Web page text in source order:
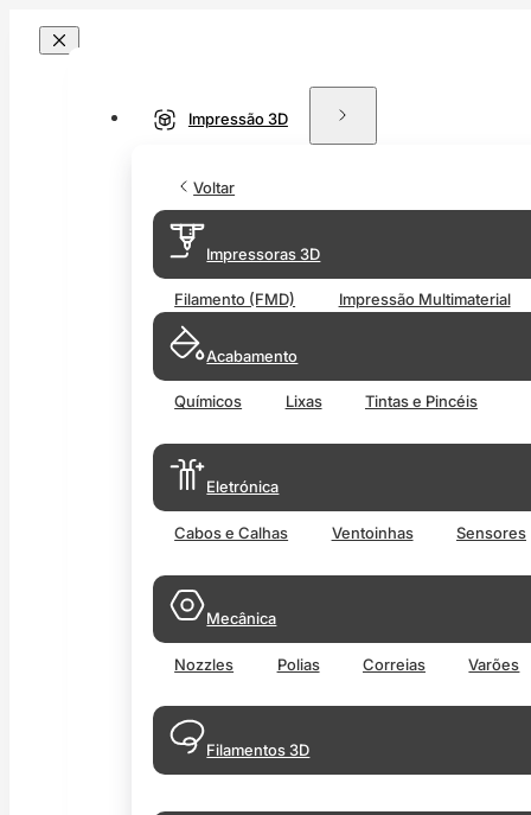
Impressão 3D
Voltar
Impressoras 3D
Filamento (FMD) Impressão Multimaterial
Acabamento
Químicos Lixas Tintas e Pincéis
Eletrónica
Cabos e Calhas Ventoinhas Sensores
Mecânica
Nozzles Polias Correias Varões
Filamentos 3D